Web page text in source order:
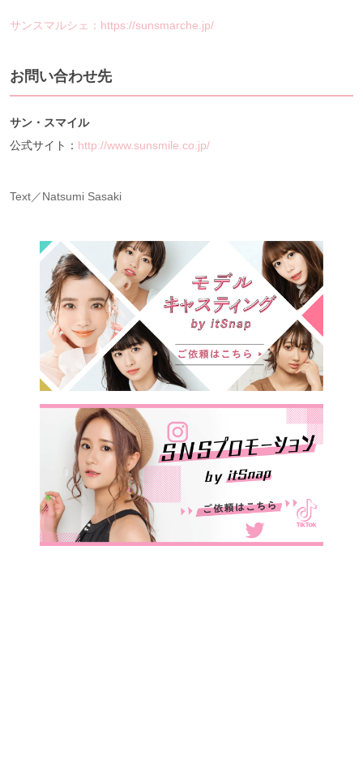
サンスマルシェ：https://sunsmarche.jp/
お問い合わせ先
サン・スマイル
公式サイト： http://www.sunsmile.co.jp/
Text／Natsumi Sasaki